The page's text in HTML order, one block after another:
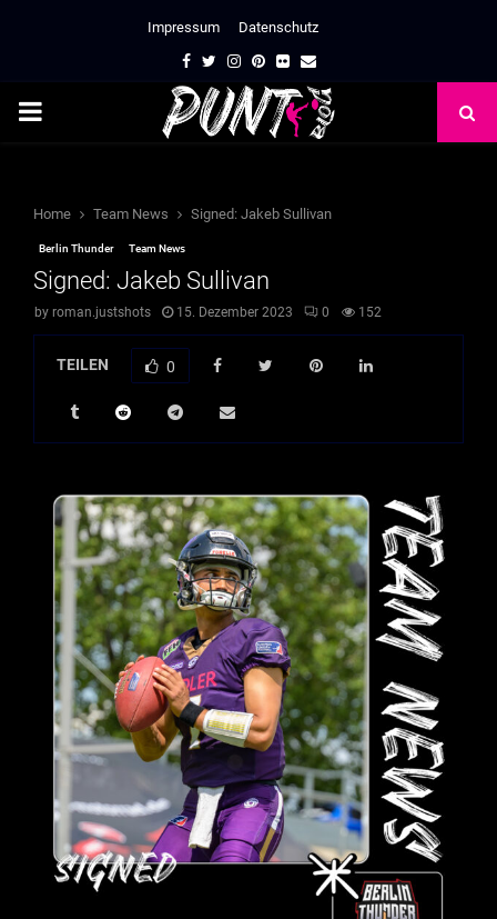
Impressum Datenschutz
Facebook
TwitterInstagram
Pinterest
FlickrEmail
PRIMARY
Home Team News Signed: Jakeb Sullivan
Berlin Thunder Team News
Signed: Jakeb Sullivan
by roman.justshots 15. Dezember 2023 0 152
TEILEN 0